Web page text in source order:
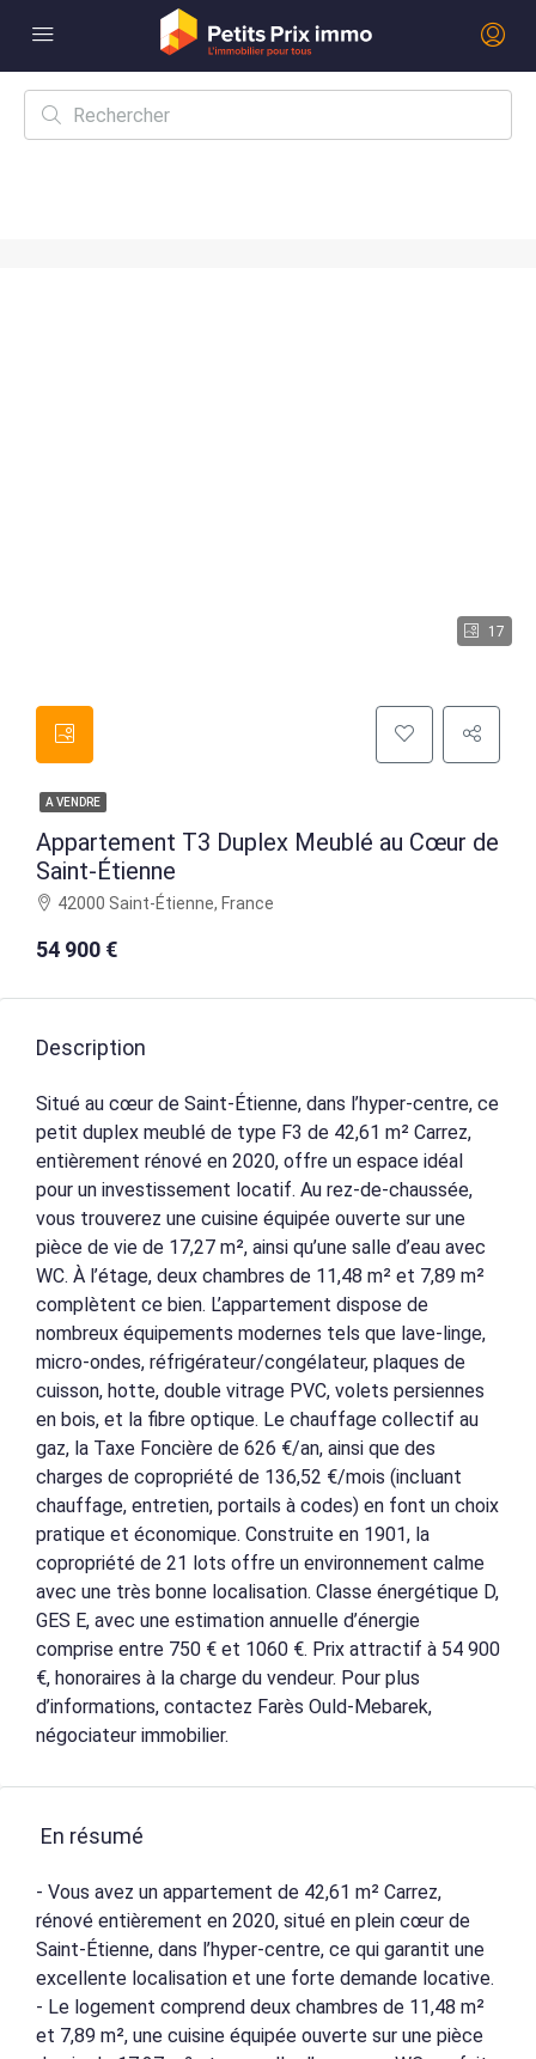
17
A VENDRE
Appartement T3 Duplex Meublé au Cœur de
Saint-Étienne
42000 Saint-Étienne, France
54 900 €
Description
Situé au cœur de Saint-Étienne, dans l’hyper-centre, ce
petit duplex meublé de type F3 de 42,61 m² Carrez,
entièrement rénové en 2020, offre un espace idéal
pour un investissement locatif. Au rez-de-chaussée,
vous trouverez une cuisine équipée ouverte sur une
pièce de vie de 17,27 m², ainsi qu’une salle d’eau avec
WC. À l’étage, deux chambres de 11,48 m² et 7,89 m²
complètent ce bien. L’appartement dispose de
nombreux équipements modernes tels que lave-linge,
micro-ondes, réfrigérateur/congélateur, plaques de
cuisson, hotte, double vitrage PVC, volets persiennes
en bois, et la fibre optique. Le chauffage collectif au
gaz, la Taxe Foncière de 626 €/an, ainsi que des
charges de copropriété de 136,52 €/mois (incluant
chauffage, entretien, portails à codes) en font un choix
pratique et économique. Construite en 1901, la
copropriété de 21 lots offre un environnement calme
avec une très bonne localisation. Classe énergétique D,
GES E, avec une estimation annuelle d’énergie
comprise entre 750 € et 1060 €. Prix attractif à 54 900
€, honoraires à la charge du vendeur. Pour plus
d’informations, contactez Farès Ould-Mebarek,
négociateur immobilier.
En résumé
- Vous avez un appartement de 42,61 m² Carrez,
rénové entièrement en 2020, situé en plein cœur de
Saint-Étienne, dans l’hyper-centre, ce qui garantit une
excellente localisation et une forte demande locative.
- Le logement comprend deux chambres de 11,48 m²
et 7,89 m², une cuisine équipée ouverte sur une pièce